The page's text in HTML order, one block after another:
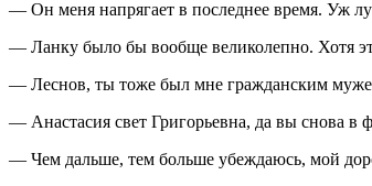
— Он меня напрягает в последнее время. Уж
— Ланку было бы вообще великолепно. Хотя
— Леснов, ты тоже был мне гражданским
— Анастасия свет Григорьевна, да вы снова в
— Чем дальше, тем больше убеждаюсь, мой